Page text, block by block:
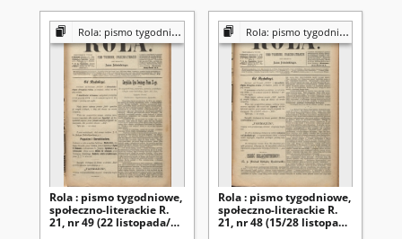
Rola: pismo tygodniowe [poświęcone sprawom społecznym, ekonomicznym i literackim]
Rola : pismo tygodniowe,
społeczno-literackie R.
21, nr 49 (22 listopada/5
Rola: pismo tygodniowe [poświęcone sprawom społecznym, ekonomicznym i literackim]
Rola : pismo tygodniowe,
społeczno-literackie R.
21, nr 48 (15/28 listopada